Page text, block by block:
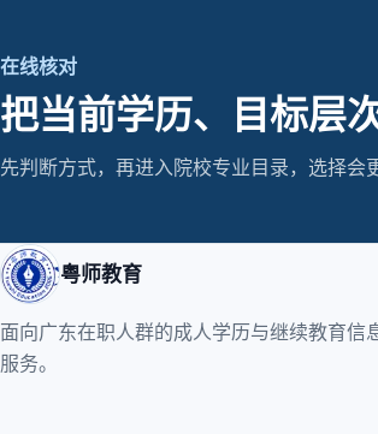
在线核对
把当前学历、目标层
先判断方式，再进入院校专业目录，选择会
粤师教育
面向广东在职人群的成人学历与继续教育信
服务。